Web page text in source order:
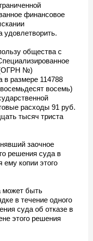
финансовое
удовлетворить.
общества с
(ОГРН №)
в размере 114788
восемь)
расходы 91 руб.
тысяч триста
заочное
решения суда в
ему копии этого
может быть
в течение одного
суда об отказе в
этого решения